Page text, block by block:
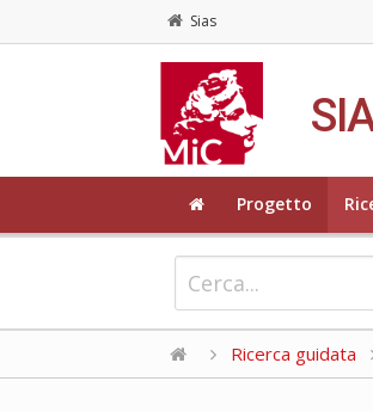
Sias
Progetto
Ricerca guidata